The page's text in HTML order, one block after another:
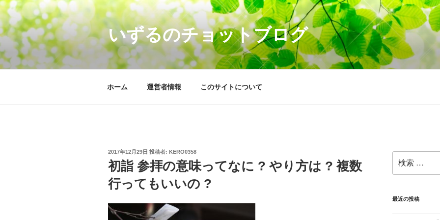
コ
テ
ン
ツ
へ
いずるのチョットブログ
ホーム 運営者情報 このサイトについて
投
稿
日:
2017年12月29日 投稿者: KERO0358
初詣 参拝の意味ってなに ? やり方は ? 複数
行ってもいいの ?
索:
最近の投稿